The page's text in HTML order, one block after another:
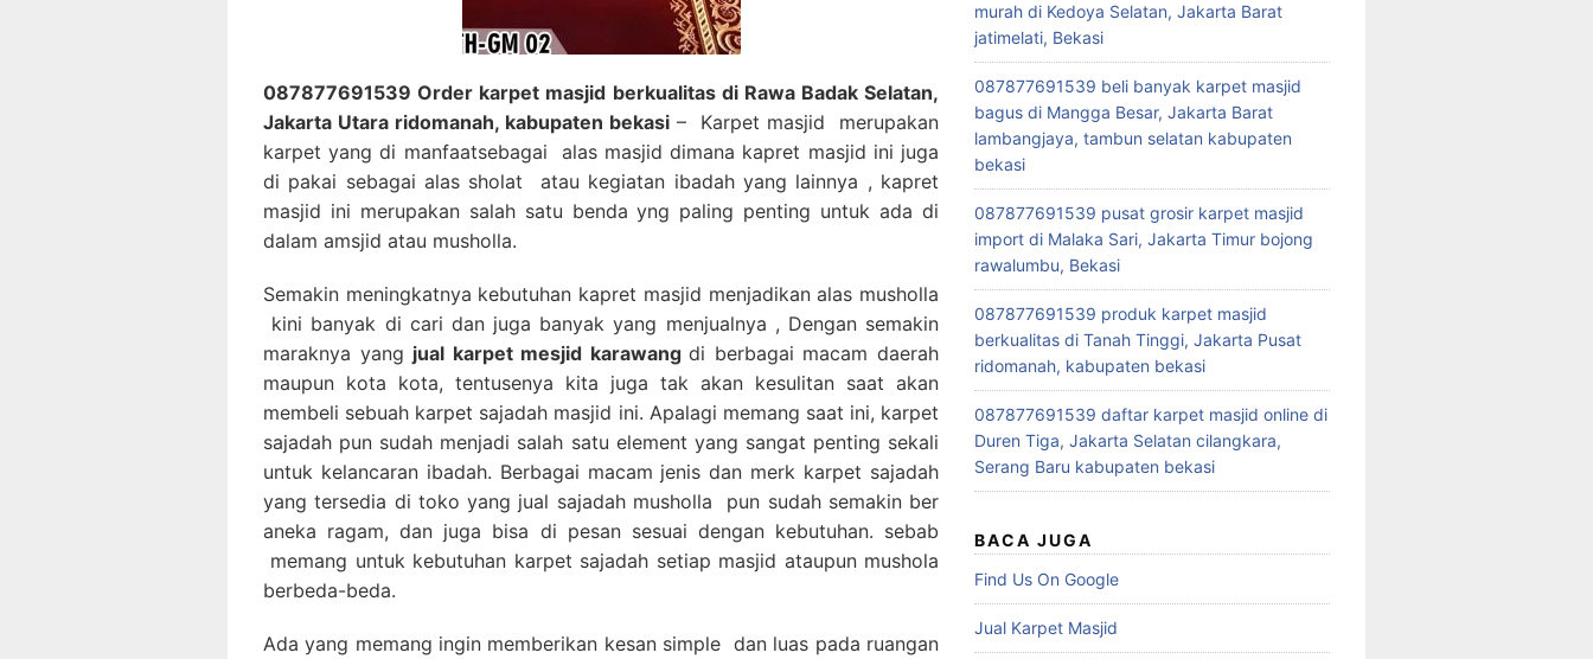
087877691539 Order karpet masjid berkualitas di Rawa Badak Selatan,
Jakarta Utara ridomanah, kabupaten bekasi – Karpet masjid merupakan
karpet yang di manfaatsebagai alas masjid dimana kapret masjid ini juga
di pakai sebagai alas sholat atau kegiatan ibadah yang lainnya , kapret
masjid ini merupakan salah satu benda yng paling penting untuk ada di
dalam amsjid atau musholla.
Semakin meningkatnya kebutuhan kapret masjid menjadikan alas musholla
kini banyak di cari dan juga banyak yang menjualnya , Dengan semakin
maraknya yang jual karpet mesjid karawangdi berbagai macam daerah
maupun kota kota, tentusenya kita juga tak akan kesulitan saat akan
membeli sebuah karpet sajadah masjid ini. Apalagi memang saat ini, karpet
sajadah pun sudah menjadi salah satu element yang sangat penting sekali
untuk kelancaran ibadah. Berbagai macam jenis dan merk karpet sajadah
yang tersedia di toko yang jual sajadah musholla pun sudah semakin ber
aneka ragam, dan juga bisa di pesan sesuai dengan kebutuhan. sebab
memang untuk kebutuhan karpet sajadah setiap masjid ataupun mushola
berbeda-beda.
Ada yang memang ingin memberikan kesan simple dan luas pada ruangan
murah di Kedoya Selatan, Jakarta Barat
jatimelati, Bekasi
087877691539 beli banyak karpet masjid
bagus di Mangga Besar, Jakarta Barat
lambangjaya, tambun selatan kabupaten
bekasi
087877691539 pusat grosir karpet masjid
import di Malaka Sari, Jakarta Timur bojong
rawalumbu, Bekasi
087877691539 produk karpet masjid
berkualitas di Tanah Tinggi, Jakarta Pusat
ridomanah, kabupaten bekasi
087877691539 daftar karpet masjid online di
Duren Tiga, Jakarta Selatan cilangkara,
Serang Baru kabupaten bekasi
BACA JUGA
Find Us On Google
Jual Karpet Masjid